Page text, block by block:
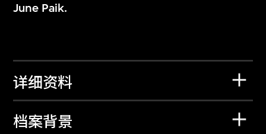
June Paik.
详细资料
档案背景